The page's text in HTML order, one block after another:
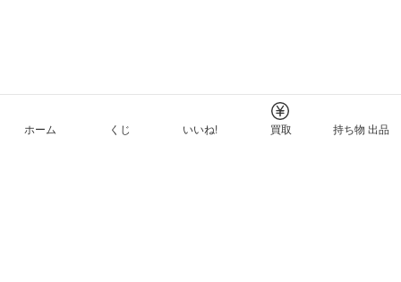
ホーム くじ いいね! 買取 持ち物 出品